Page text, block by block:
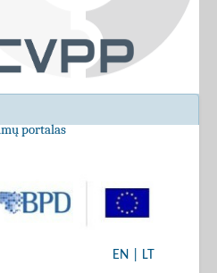
portalas
EN LT